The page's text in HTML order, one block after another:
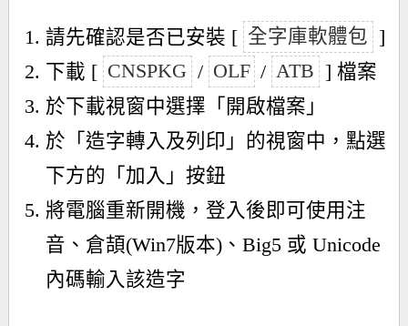
請先確認是否已安裝 [ 全字庫軟體包 ]
下載 [ CNSPKG / OLF / ATB ] 檔案
於下載視窗中選擇「開啟檔案」
於「造字轉入及列印」的視窗中，點選
下方的「加入」按鈕
將電腦重新開機，登入後即可使用注
音、倉頡(Win7版本)、Big5 或 Unicode
內碼輸入該造字